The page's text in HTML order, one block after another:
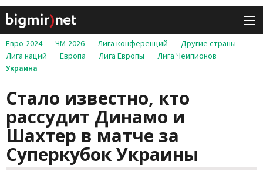
Евро-2024 ЧМ-2026 Лига конференций
Другие страны
Лига наций
Европа Лига Европы
Лига Чемпионов
Украина
Стало известно, кто
рассудит Динамо и
Шахтер в матче за
Суперкубок Украины